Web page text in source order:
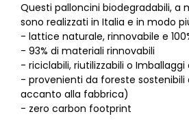
Questi palloncini biodegradabili, a
sono realizzati in Italia e in modo
- lattice naturale, rinnovabile e
- 93% di materiali rinnovabili
- riciclabili, riutilizzabili o Imballaggi
- provenienti da foreste sostenibili
accanto alla fabbrica)
- zero carbon footprint